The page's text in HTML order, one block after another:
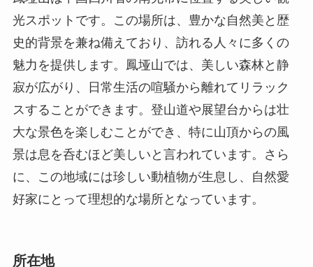
大な景色を楽しむことができ、特に山頂からの風
景は息を呑むほど美しいと言われています。さら
に、この地域には珍しい動植物が生息し、自然愛
好家にとって理想的な場所となっています。
所在地
鳳垭山は、南充市の中心部から約15キロメートル
置し、気候は温暖で湿潤しています。標高は約400